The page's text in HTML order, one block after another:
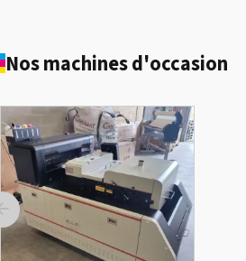
Racle pour tête Espon
i3200-A1
Voir le détail
Nos machines d'occasion